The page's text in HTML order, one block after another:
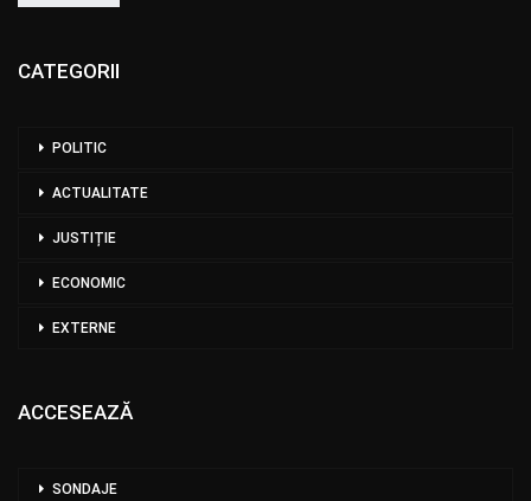
CATEGORII
POLITIC
ACTUALITATE
JUSTIȚIE
ECONOMIC
EXTERNE
ACCESEAZĂ
SONDAJE